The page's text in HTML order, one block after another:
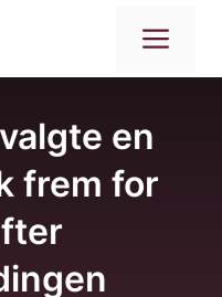
en
frem for